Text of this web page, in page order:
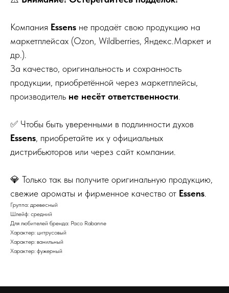
Компания Essens не продаёт свою продукцию на
маркетплейсах (Ozon, Wildberries, Яндекс.Маркет и
др.).
За качество, оригинальность и сохранность
продукции, приобретённой через маркетплейсы,
производитель не несёт ответственности
✅ Чтобы быть уверенными в подлинности духов
Essens, приобретайте их у официальных
дистрибьюторов или через сайт компании.
💎 Только так вы получите оригинальную продукцию,
свежие ароматы и фирменное качество от Essens
Группа: древесный
Шлейф: средний
Для любителей бренда: Paco Rabanne
Характер: цитрусовый
Характер: ванильный
Характер: фужерный